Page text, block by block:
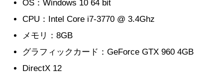
OS：Windows 10 64 bit
CPU：Intel Core i7-3770 @ 3.4Ghz
メモリ：8GB
グラフィックカード：GeForce GTX 960 4GB
DirectX 12